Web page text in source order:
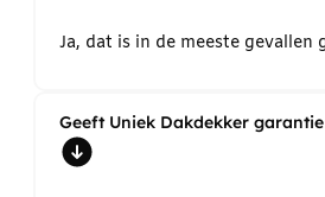
Ja, dat is in de meeste
Geeft Uniek Dakdekker